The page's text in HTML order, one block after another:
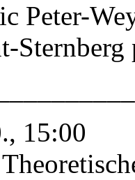
Peter-
Sternberg
15:00